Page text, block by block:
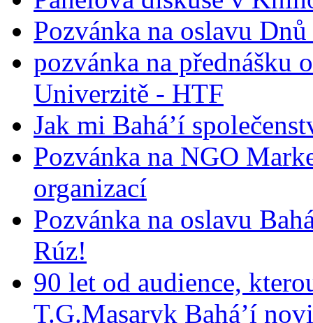
Pozvánka na oslavu
pozvánka na přednášku
Univerzitě - HTF
Jak mi Bahá’í
Pozvánka na NGO
organizací
Pozvánka na oslavu
Rúz!
90 let od audience,
T.G.Masaryk Bahá’í